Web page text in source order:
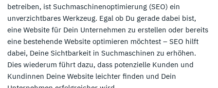
betreiben, ist Suchmaschinenoptimierung (SEO) ein
unverzichtbares Werkzeug. Egal ob Du gerade dabei bist,
eine Website für Dein Unternehmen zu erstellen oder bereits
eine bestehende Website optimieren möchtest – SEO hilft
dabei, Deine Sichtbarkeit in Suchmaschinen zu erhöhen.
Dies wiederum führt dazu, dass potenzielle Kunden und
Kundinnen Deine Website leichter finden und Dein